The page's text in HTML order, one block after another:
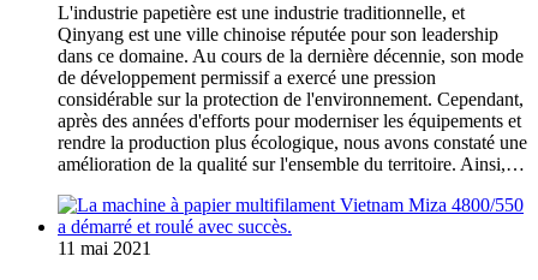
L'industrie papetière est une industrie traditionnelle, et
Qinyang est une ville chinoise réputée pour son leadership
dans ce domaine. Au cours de la dernière décennie, son mode
de développement permissif a exercé une pression
considérable sur la protection de l'environnement. Cependant,
après des années d'efforts pour moderniser les équipements et
rendre la production plus écologique, nous avons constaté une
amélioration de la qualité sur l'ensemble du territoire. Ainsi,…
11 mai 2021